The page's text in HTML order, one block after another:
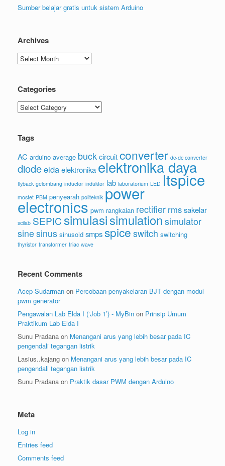
Sumber belajar gratis untuk sistem Arduino
Archives
Archives
Categories
Categories
Tags
AC arduino average buckcircuitconverter dc-dc converter
diodeeldaelektronika elektronika daya
flyback gelombang inductor induktor lab laboratorium LED ltspice
mosfet PBM penyearah politeknik power
electronics pwm rangkaian rectifier rmssakelar
scilab SEPIC simulasisimulation simulator
sine sinus sinusoid smpsspice switch switching
thyristor transformer triac wave
Recent Comments
Acep Sudarman on Percobaan penyakelaran BJT dengan modul
pwm generator
Pengawalan Lab Elda I (‘Job 1’) - MyBin on Prinsip Umum
Praktikum Lab Elda I
Sunu Pradana on Menangani arus yang lebih besar pada IC
pengendali tegangan listrik
Lasius..kajang on Menangani arus yang lebih besar pada IC
pengendali tegangan listrik
Sunu Pradana on Praktik dasar PWM dengan Arduino
Meta
Log in
Entries feed
Comments feed